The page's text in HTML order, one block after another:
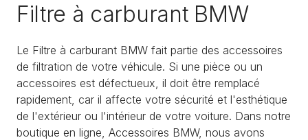
Filtre à carburant BMW
Le Filtre à carburant BMW fait partie des accessoires
de filtration de votre véhicule. Si une pièce ou un
accessoires est défectueux, il doit être remplacé
rapidement, car il affecte votre sécurité et l'esthétique
de l'extérieur ou l'intérieur de votre voiture. Dans notre
boutique en ligne, Accessoires BMW, nous avons